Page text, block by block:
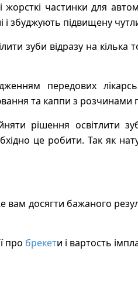
жорсткі частинки для
збуджують підвищену
зуби відразу на кілька
передових
та каппи з розчинами
рішення освітлити
це робити. Так як
досягти бажаного
про брекети і вартость